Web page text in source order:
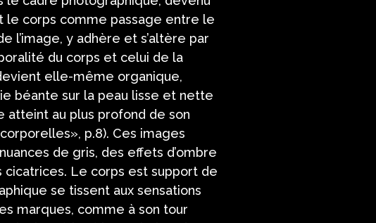
le corps comme passage entre le
l’image, y adhère et s’altère par
du corps et celui de la
elle-même organique,
béante sur la peau lisse et nette
atteint au plus profond de son
p.8). Ces images
de gris, des effets d’ombre
Le corps est support de
se tissent aux sensations
marques, comme à son tour